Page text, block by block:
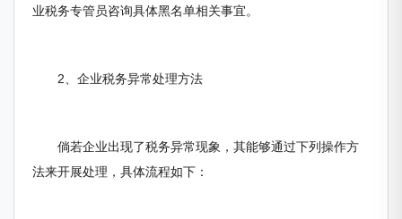
业税务专管员咨询具体黑名单相关事宜。
2、企业税务异常处理方法
倘若企业出现了税务异常现象，其能够通过下列操作方
法来开展处理，具体流程如下：